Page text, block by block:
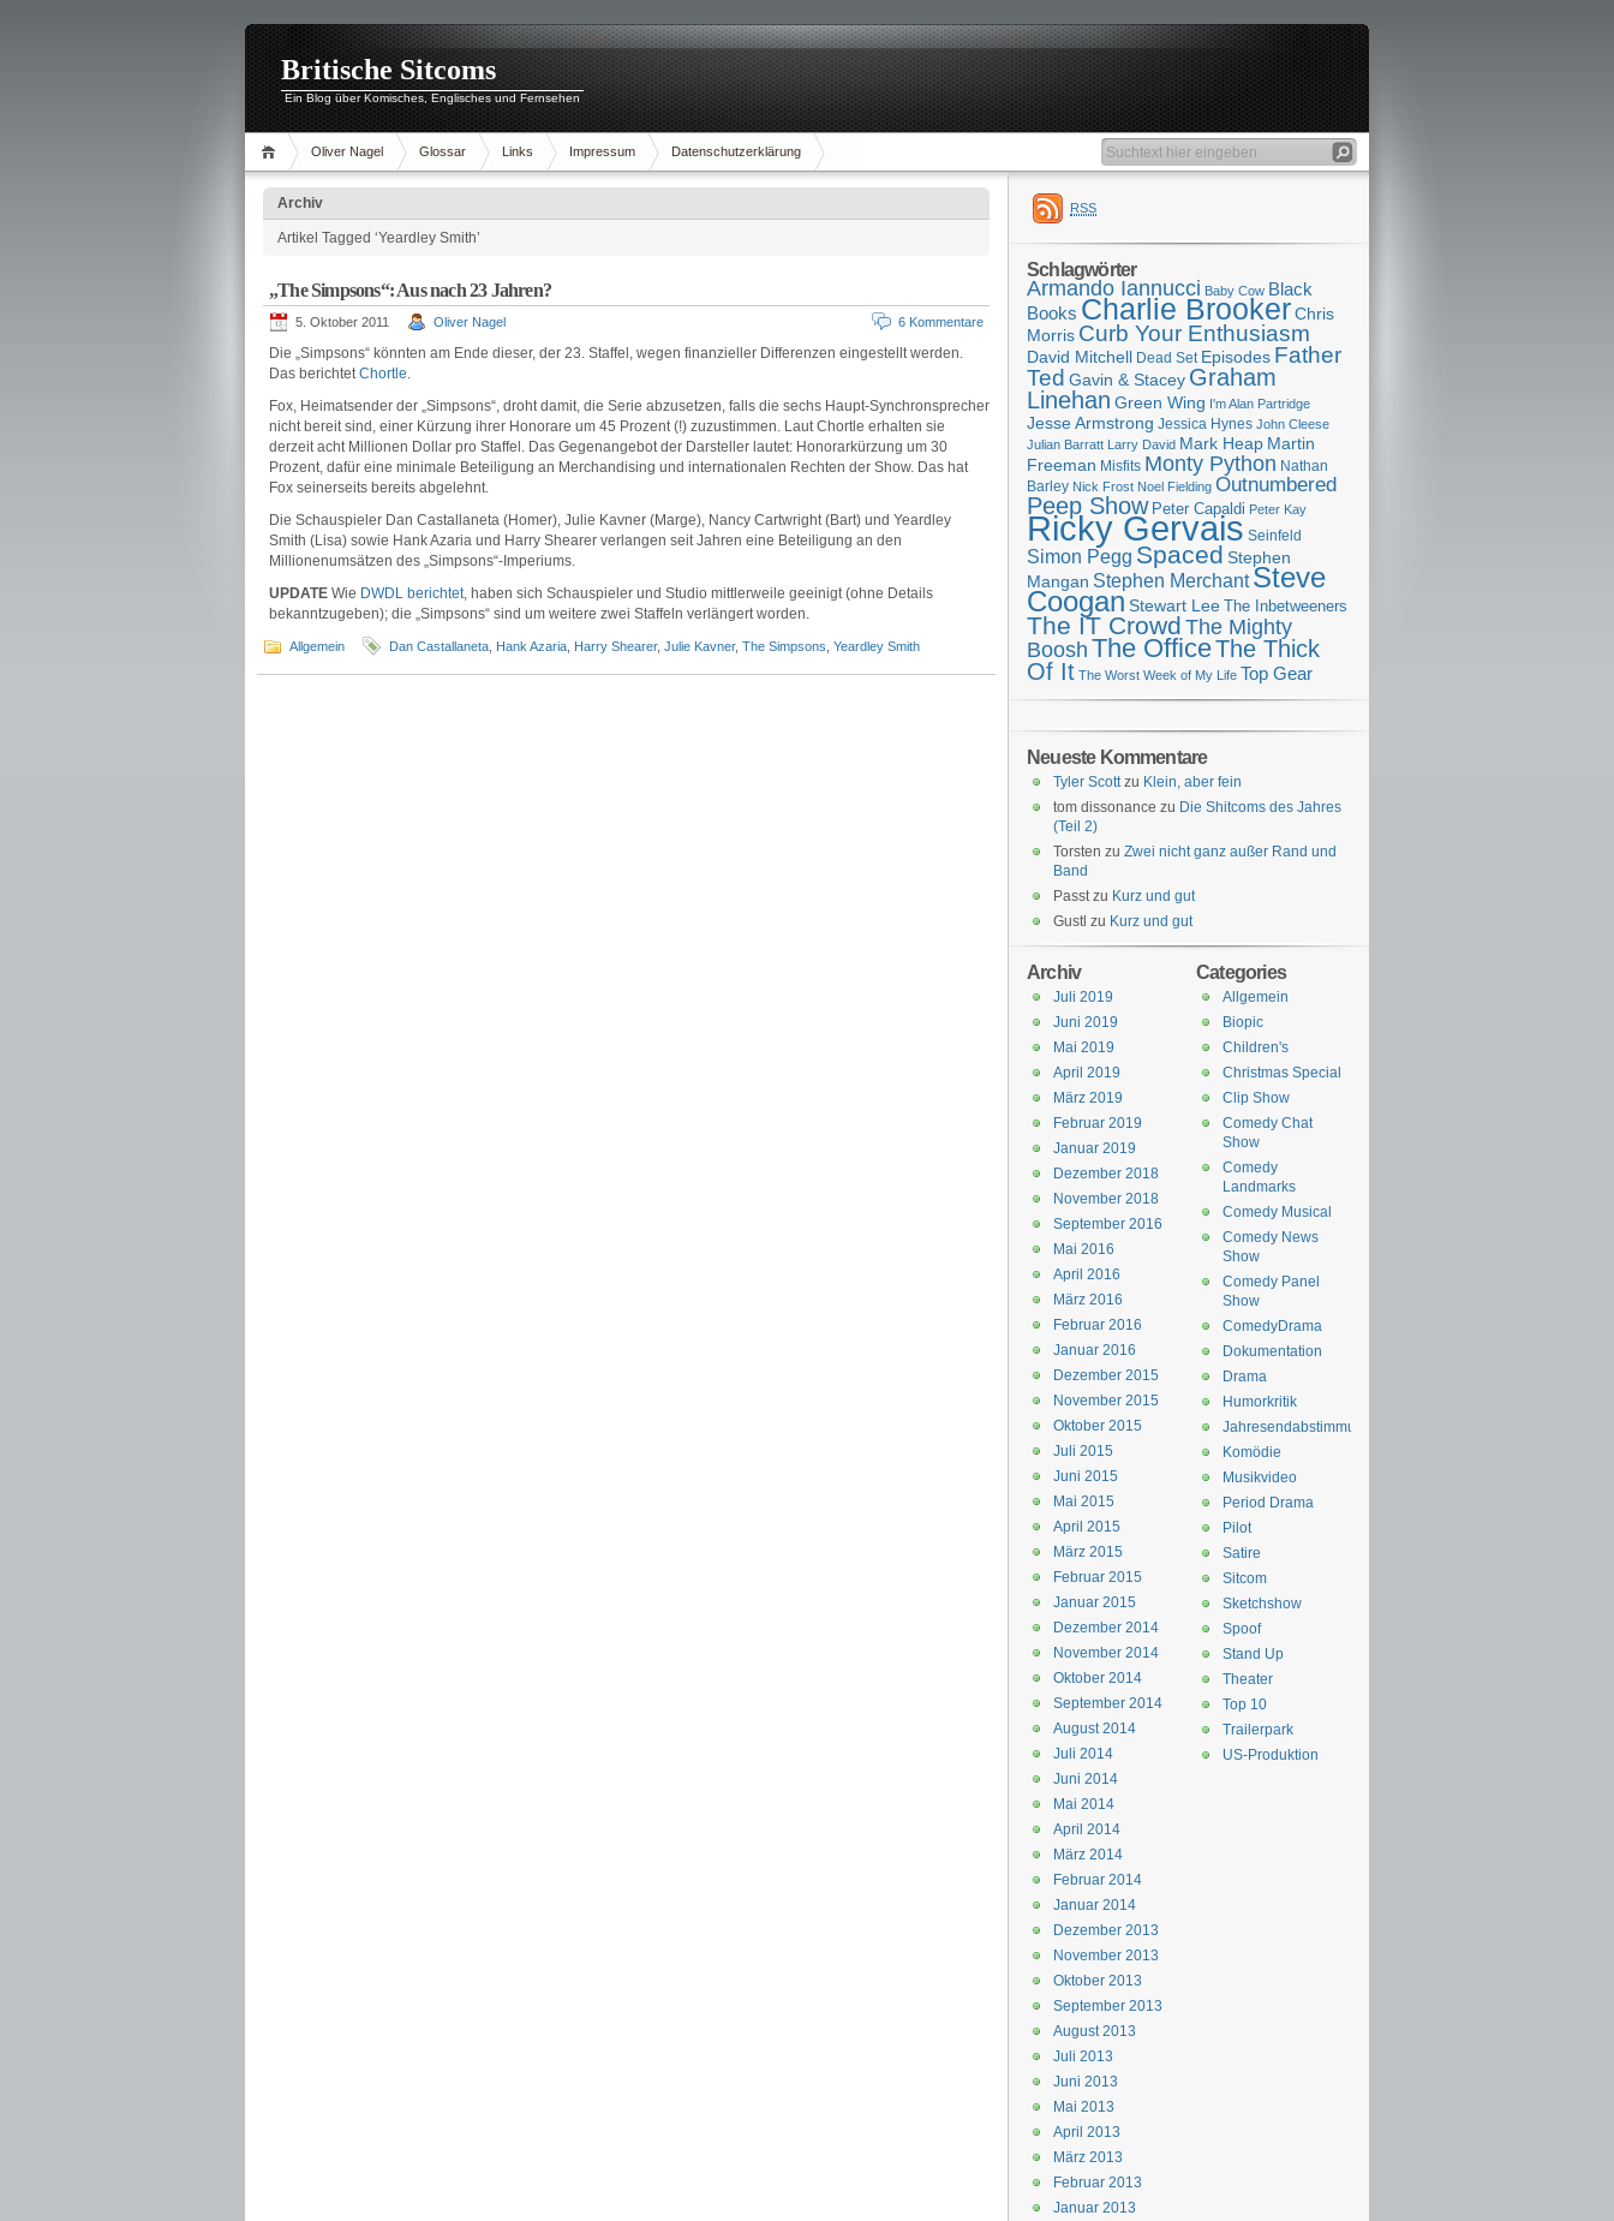
Britische Sitcoms
Ein Blog über Komisches, Englisches und Fernsehen
Oliver Nagel Glossar Links Impressum Datenschutzerklärung
Archiv
Artikel Tagged ‘Yeardley Smith’
„The Simpsons“: Aus nach 23 Jahren?
5. Oktober 2011 Oliver Nagel 6 Kommentare
Die „Simpsons“ könnten am Ende dieser, der 23. Staffel, wegen finanzieller Differenzen eingestellt werden.
Das berichtetChortle.
Fox, Heimatsender der „Simpsons“, droht damit, die Serie abzusetzen, falls die sechs Haupt-Synchronsprecher
nicht bereit sind, einer Kürzung ihrer Honorare um 45 Prozent (!) zuzustimmen. Laut Chortle erhalten sie
derzeit acht Millionen Dollar pro Staffel. Das Gegenangebot der Darsteller lautet: Honorarkürzung um 30
Prozent, dafür eine minimale Beteiligung an Merchandising und internationalen Rechten der Show. Das hat
Fox seinerseits bereits abgelehnt.
Die Schauspieler Dan Castallaneta (Homer), Julie Kavner (Marge), Nancy Cartwright (Bart) und Yeardley
Smith (Lisa) sowie Hank Azaria und Harry Shearer verlangen seit Jahren eine Beteiligung an den
Millionenumsätzen des „Simpsons“-Imperiums.
UPDATE Wie DWDL berichtet, haben sich Schauspieler und Studio mittlerweile geeinigt (ohne Details
bekanntzugeben); die „Simpsons“ sind um weitere zwei Staffeln verlängert worden.
Allgemein Dan Castallaneta Hank Azaria Harry Shearer, Julie Kavner, The Simpsons Yeardley Smith
RSS
Schlagwörter
Armando Iannucci Baby Cow Black
Books Charlie BrookerChris
Morris Curb Your Enthusiasm
David Mitchell Dead Set Episodes Father
Ted Gavin & Stacey Graham
Linehan Green Wing I'm Alan Partridge
Jesse Armstrong Jessica Hynes John Cleese
Julian Barratt Larry David Mark Heap Martin
Freeman Misfits Monty Python Nathan
Barley Nick Frost Noel Fielding Outnumbered
Peep Show Peter Capaldi Peter Kay
Ricky Gervais Seinfeld
Simon Pegg Spaced Stephen
Mangan Stephen Merchant Steve
CooganStewart Lee The Inbetweeners
The IT Crowd The Mighty
Boosh The OfficeThe Thick
Of It The Worst Week of My Life Top Gear
Neueste Kommentare
Tyler Scottzu Klein, aber fein
tom dissonance zu Die Shitcoms des Jahres
(Teil 2)
Torsten zu Zwei nicht ganz außer Rand und
Band
Passtzu Kurz und gut
Gustl zu Kurz und gut
Categories
Allgemein
Biopic
Children's
Christmas Special
Clip Show
Comedy Chat
Show
Comedy
Landmarks
Comedy Musical
Comedy News
Show
Comedy Panel
Show
ComedyDrama
Dokumentation
Drama
Humorkritik
Jahresendabstimmung
Komödie
Musikvideo
Period Drama
Pilot
Satire
Sitcom
Sketchshow
Spoof
Stand Up
Theater
Top 10
Trailerpark
US-Produktion
Archiv
Juli 2019
Juni 2019
Mai 2019
April 2019
März 2019
Februar 2019
Januar 2019
Dezember 2018
November 2018
September 2016
Mai 2016
April 2016
März 2016
Februar 2016
Januar 2016
Dezember 2015
November 2015
Oktober 2015
Juli 2015
Juni 2015
Mai 2015
April 2015
März 2015
Februar 2015
Januar 2015
Dezember 2014
November 2014
Oktober 2014
September 2014
August 2014
Juli 2014
Juni 2014
Mai 2014
April 2014
März 2014
Februar 2014
Januar 2014
Dezember 2013
November 2013
Oktober 2013
September 2013
August 2013
Juli 2013
Juni 2013
Mai 2013
April 2013
März 2013
Februar 2013
Januar 2013